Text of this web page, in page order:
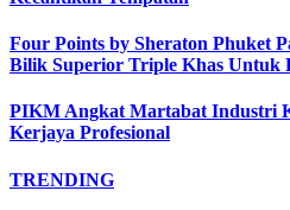
Four Points by Sheraton Phuket
Bilik Superior Triple Khas Untuk
PIKM Angkat Martabat Industri
Kerjaya Profesional
TRENDING